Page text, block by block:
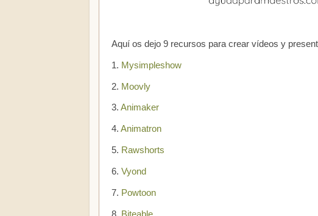
Aquí os dejo 9 recursos para crear vídeos y
1. Mysimpleshow
2. Moovly
3. Animaker
4. Animatron
5. Rawshorts
6. Vyond
7. Powtoon
8. Biteable